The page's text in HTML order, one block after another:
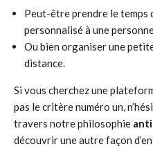
Peut-être prendre le temps
personnalisé à une
Ou bien organiser une
distance.
Si vous cherchez une
pas le critère numéro un,
travers notre philosophie
découvrir une autre façon